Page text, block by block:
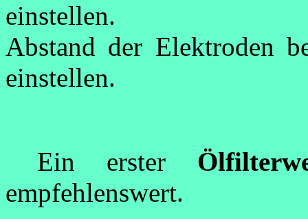
einstellen.
Abstand der Elektroden
einstellen.
Ein erster
empfehlenswert.